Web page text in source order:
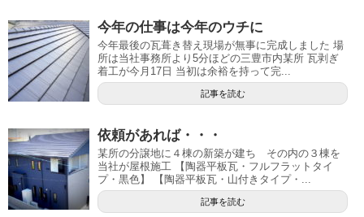
今年の仕事は今年のウチに
今年最後の瓦葺き替え現場が無事に完成しました 場
所は当社事務所より5分ほどの三豊市内某所 瓦剥ぎ
着工が今月17日 当初は余裕を持って完...
記事を読む
依頼があれば・・・
某所の分譲地に４棟の新築が建ち その内の３棟を
当社が屋根施工 【陶器平板瓦・フルフラットタイ
プ・黒色】 【陶器平板瓦・山付きタイプ・...
記事を読む